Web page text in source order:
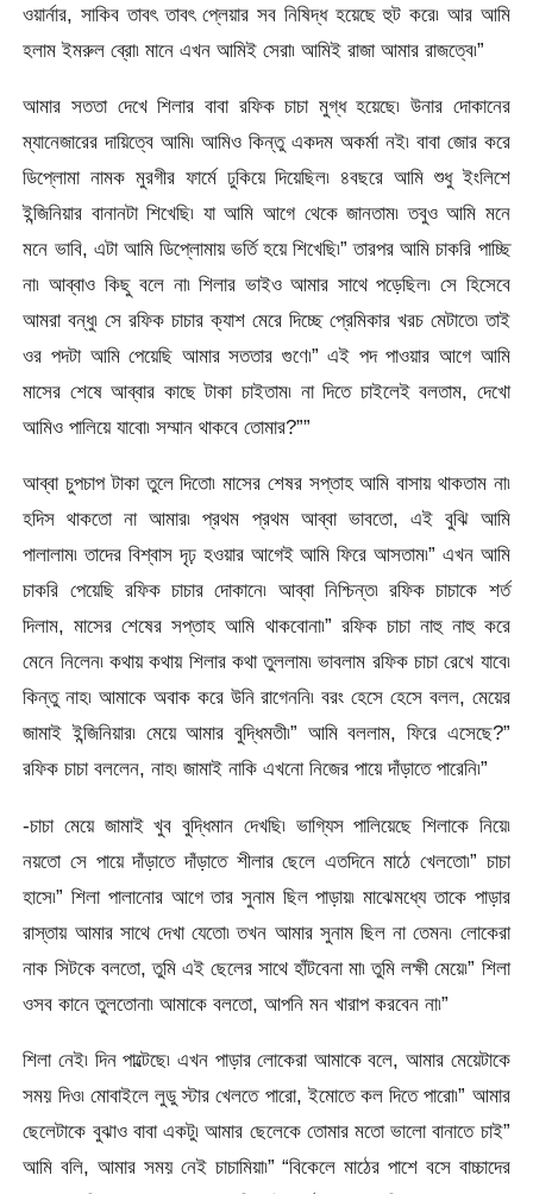
ওয়ার্নার, সাকিব তাবৎ তাবৎ প্লেয়ার সব নিষিদ্ধ হয়েছে হুট করে৷ আর আমি
হলাম ইমরুল ব্রো৷ মানে এখন আমিই সেরা৷ আমিই রাজা আমার রাজত্বে৷”
আমার সততা দেখে শিলার বাবা রফিক চাচা মুগ্ধ হয়েছে৷ উনার দোকানের
ম্যানেজারের দায়িত্বে আমি৷ আমিও কিন্তু একদম অকর্মা নই৷ বাবা জোর করে
ডিপ্লোমা নামক মুরগীর ফার্মে ঢুকিয়ে দিয়েছিল৷ ৪বছরে আমি শুধু ইংলিশে
ইন্জিনিয়ার বানানটা শিখেছি৷ যা আমি আগে থেকে জানতাম৷ তবুও আমি মনে
মনে ভাবি, এটা আমি ডিপ্লোমায় ভর্তি হয়ে শিখেছি৷” তারপর আমি চাকরি পাচ্ছি
না৷ আব্বাও কিছু বলে না৷ শিলার ভাইও আমার সাথে পড়েছিল৷ সে হিসেবে
আমরা বন্ধু৷ সে রফিক চাচার ক্যাশ মেরে দিচ্ছে প্রেমিকার খরচ মেটাতে৷ তাই
ওর পদটা আমি পেয়েছি আমার সততার গুণে৷” এই পদ পাওয়ার আগে আমি
মাসের শেষে আব্বার কাছে টাকা চাইতাম৷ না দিতে চাইলেই বলতাম, দেখো
আমিও পালিয়ে যাবো৷ সম্মান থাকবে তোমার?””
আব্বা চুপচাপ টাকা তুলে দিতো৷ মাসের শেষর সপ্তাহ আমি বাসায় থাকতাম না৷
হদিস থাকতো না আমার৷ প্রথম প্রথম আব্বা ভাবতো, এই বুঝি আমি
পালালাম৷ তাদের বিশ্বাস দৃঢ় হওয়ার আগেই আমি ফিরে আসতাম৷” এখন আমি
চাকরি পেয়েছি রফিক চাচার দোকানে৷ আব্বা নিশ্চিন্ত৷ রফিক চাচাকে শর্ত
দিলাম, মাসের শেষের সপ্তাহ আমি থাকবোনা৷” রফিক চাচা নাহু নাহু করে
মেনে নিলেন৷ কথায় কথায় শিলার কথা তুললাম৷ ভাবলাম রফিক চাচা রেখে যাবে৷
কিন্তু নাহ৷ আমাকে অবাক করে উনি রাগেননি৷ বরং হেসে হেসে বলল, মেয়ের
জামাই ইন্জিনিয়ার৷ মেয়ে আমার বুদ্ধিমতী৷” আমি বললাম, ফিরে এসেছে?”
রফিক চাচা বললেন, নাহ৷ জামাই নাকি এখনো নিজের পায়ে দাঁড়াতে পারেনি৷”
-চাচা মেয়ে জামাই খুব বুদ্ধিমান দেখছি৷ ভাগ্যিস পালিয়েছে শিলাকে নিয়ে৷
নয়তো সে পায়ে দাঁড়াতে দাঁড়াতে শীলার ছেলে এতদিনে মাঠে খেলতো৷” চাচা
হাসে৷” শিলা পালানোর আগে তার সুনাম ছিল পাড়ায়৷ মাঝেমধ্যে তাকে পাড়ার
রাস্তায় আমার সাথে দেখা যেতো৷ তখন আমার সুনাম ছিল না তেমন৷ লোকেরা
নাক সিটকে বলতো, তুমি এই ছেলের সাথে হাঁটবেনা মা৷ তুমি লক্ষী মেয়ে৷” শিলা
ওসব কানে তুলতোনা৷ আমাকে বলতো, আপনি মন খারাপ করবেন না৷”
শিলা নেই৷ দিন পাল্টেছে৷ এখন পাড়ার লোকেরা আমাকে বলে, আমার মেয়েটাকে
সময় দিও৷ মোবাইলে লুডু স্টার খেলতে পারো, ইমোতে কল দিতে পারো৷” আমার
ছেলেটাকে বুঝাও বাবা একটু৷ আমার ছেলেকে তোমার মতো ভালো বানাতে চাই”
আমি বলি, আমার সময় নেই চাচামিয়া৷” “বিকেলে মাঠের পাশে বসে বাচ্চাদের